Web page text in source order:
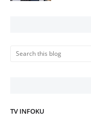
TV INFOKU